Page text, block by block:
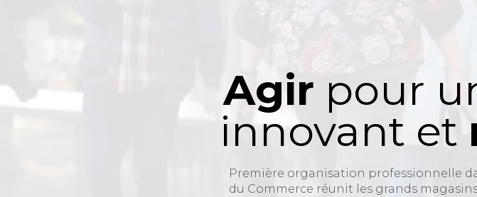
Agir pour
innovant et
Première organisation professionnelle
du Commerce réunit les grands